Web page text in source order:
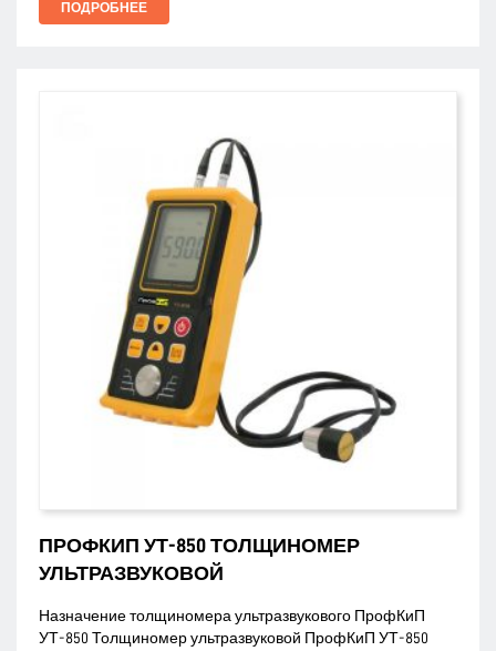
ПОДРОБНЕЕ
ПРОФКИП УТ-850 ТОЛЩИНОМЕР
УЛЬТРАЗВУКОВОЙ
Назначение толщиномера ультразвукового ПрофКиП
УТ-850 Толщиномер ультразвуковой ПрофКиП УТ-850